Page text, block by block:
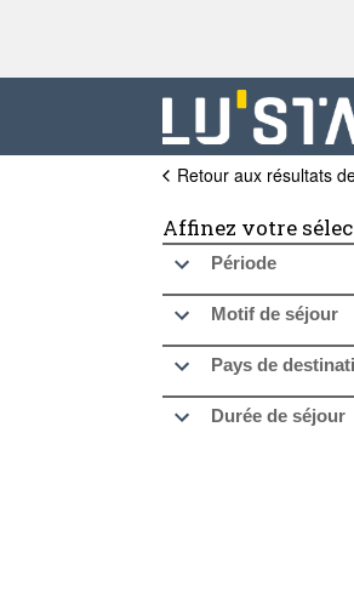
Retour aux résultats
Affinez votre
Période
Motif de séjour
Pays de
Durée de séjour